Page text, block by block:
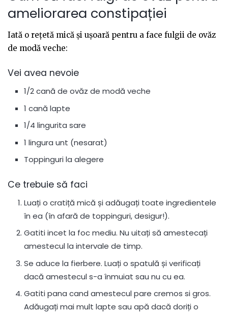
ameliorarea constipației
Iată o rețetă mică și ușoară pentru a face fulgii de ovăz
de modă veche:
Vei avea nevoie
1/2 cană de ovăz de modă veche
1 cană lapte
1/4 lingurita sare
1 lingura unt (nesarat)
Toppinguri la alegere
Ce trebuie să faci
Luați o cratiță mică și adăugați toate ingredientele
în ea (în afară de toppinguri, desigur!).
Gatiti incet la foc mediu. Nu uitați să amestecați
amestecul la intervale de timp.
Se aduce la fierbere. Luați o spatulă și verificați
dacă amestecul s-a înmuiat sau nu cu ea.
Gatiti pana cand amestecul pare cremos si gros.
Adăugați mai mult lapte sau apă dacă doriți o